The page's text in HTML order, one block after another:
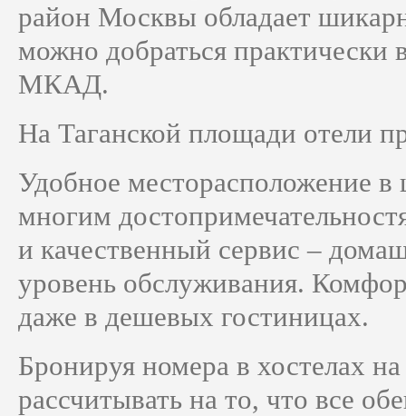
район Москвы обладает
можно добраться практически
МКАД.
На Таганской площади отели
Удобное месторасположение
многим
и качественный сервис –
уровень обслуживания.
даже в дешевых гостиницах.
Бронируя номера в хостелах
рассчитывать на то, что все